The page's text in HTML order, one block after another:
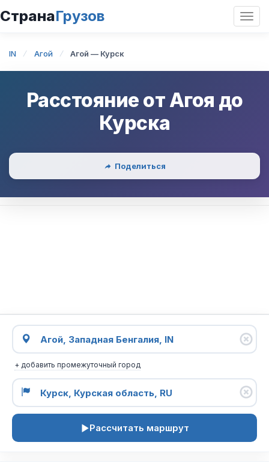
СтранаГрузов
IN Агой Агой — Курск
Расстояние отАгоя до
Курска
Поделиться
+ добавить промежуточный город
Рассчитать маршрут